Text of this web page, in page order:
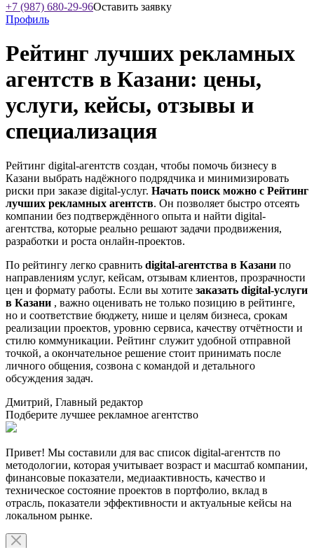
+7 (987) 680-29-96Оставить заявку
Профиль
Рейтинг лучших рекламных
агентств в Казани: цены,
услуги, кейсы, отзывы и
специализация
Рейтинг digital-агентств создан, чтобы помочь бизнесу в
Казани выбрать надёжного подрядчика и минимизировать
риски при заказе digital-услуг. Начать поиск можно с Рейтинг
лучших рекламных агентств. Он позволяет быстро отсеять
компании без подтверждённого опыта и найти digital-
агентства, которые реально решают задачи продвижения,
разработки и роста онлайн-проектов.
По рейтингу легко сравнить digital-агентства в Казани по
направлениям услуг, кейсам, отзывам клиентов, прозрачности
цен и формату работы. Если вы хотите заказать digital-услуги
в Казани , важно оценивать не только позицию в рейтинге,
но и соответствие бюджету, нише и целям бизнеса, срокам
реализации проектов, уровню сервиса, качеству отчётности и
стилю коммуникации. Рейтинг служит удобной отправной
точкой, а окончательное решение стоит принимать после
личного общения, созвона с командой и детального
обсуждения задач.
Дмитрий, Главный редактор
Подберите лучшее рекламное агентство
Привет! Мы составили для вас список digital-агентств по
методологии, которая учитывает возраст и масштаб компании,
финансовые показатели, медиаактивность, качество и
техническое состояние проектов в портфолио, вклад в
отрасль, показатели эффективности и актуальные кейсы на
локальном рынке.